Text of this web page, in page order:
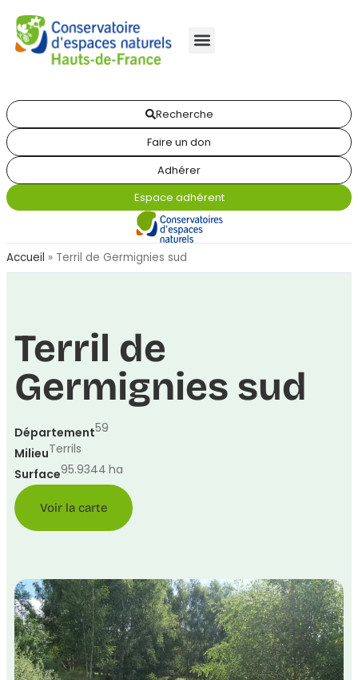
Recherche
Faire un don
Adhérer
Espace adhérent
Accueil » Terril de Germignies sud
Terril de
Germignies sud
Département59
MilieuTerrils
Surface95.9344 ha
Voir la carte